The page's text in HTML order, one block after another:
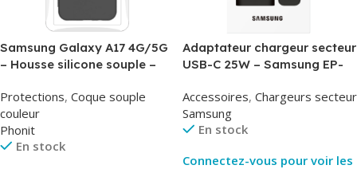
Samsung Galaxy A17 4G/5G
– Housse silicone souple –
Protections, Coque souple
couleur
Phonit
En stock
Adaptateur chargeur secteur
USB-C 25W – Samsung EP-
Packaging Original
Accessoires, Chargeurs secteur
Samsung
En stock
Connectez-vous pour voir les